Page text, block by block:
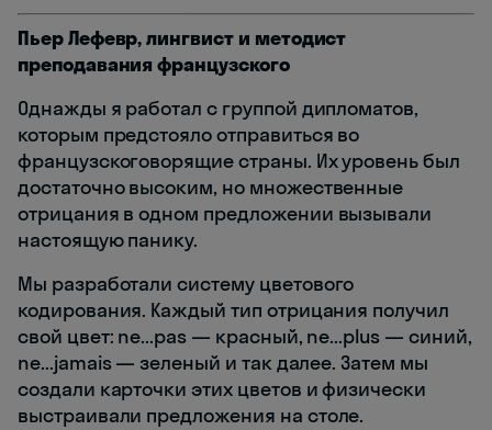
Пьер Лефевр, лингвист и методист
преподавания французского
Однажды я работал с группой дипломатов,
которым предстояло отправиться во
французскоговорящие страны. Их уровень был
достаточно высоким, но множественные
отрицания в одном предложении вызывали
настоящую панику.
Мы разработали систему цветового
кодирования. Каждый тип отрицания получил
свой цвет: ne...pas — красный, ne...plus — синий,
ne...jamais — зеленый и так далее. Затем мы
создали карточки этих цветов и физически
выстраивали предложения на столе.